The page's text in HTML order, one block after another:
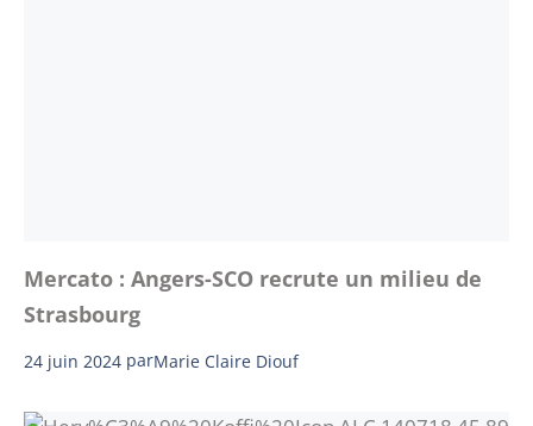
Mercato : Angers-SCO recrute un milieu de
Strasbourg
24 juin 2024 parMarie Claire Diouf